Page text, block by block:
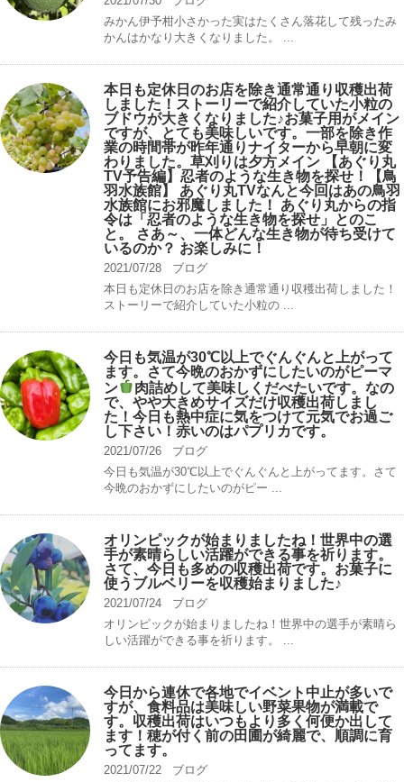
みかん伊予柑小さかった実はたくさん落花して残ったみ
かんはかなり大きくなりました。 ...
本日も定休日のお店を除き通常通り収穫出荷
しました！ストーリーで紹介していた小粒の
ブドウが大きくなりました♪お菓子用がメイン
ですが、とても美味しいです。一部を除き作
業の時間帯が昨年通りナイターから早朝に変
わりました。草刈りは夕方メイン 【あぐり丸
TV予告編】忍者のような生き物を探せ！【鳥
羽水族館】 あぐり丸TVなんと今回はあの鳥羽
水族館にお邪魔しました！ あぐり丸からの指
令は「忍者のような生き物を探せ」とのこ
と。 さあ～、一体どんな生き物が待ち受けて
いるのか？ お楽しみに！
2021/07/28
ブログ
本日も定休日のお店を除き通常通り収穫出荷しました！
ストーリーで紹介していた小粒の ...
今日も気温が30℃以上でぐんぐんと上がって
ます。さて今晩のおかずにしたいのがピーマ
ン
肉詰めして美味しくだべたいです。なの
で、やや大きめサイズだけ収穫出荷しまし
た！今日も熱中症に気をつけて元気でお過ご
し下さい！赤いのはパプリカです。
2021/07/26
ブログ
今日も気温が30℃以上でぐんぐんと上がってます。さて
今晩のおかずにしたいのがピー ...
オリンピックが始まりましたね！世界中の選
手が素晴らしい活躍ができる事を祈ります。
さて、今日も多めの収穫出荷です。お菓子に
使うブルベリーを収穫始まりました♪
2021/07/24
ブログ
オリンピックが始まりましたね！世界中の選手が素晴ら
しい活躍ができる事を祈ります。 ...
今日から連休で各地でイベント中止が多いで
すが、食料品は美味しい野菜果物が満載で
す。収穫出荷はいつもより多く何便か出して
ます！穂が付く前の田圃が綺麗で、順調に育
ってます。
2021/07/22
ブログ